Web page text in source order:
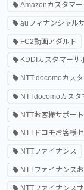
Amazonカスタマ
auフィナンシャル
FC2動画アダルト
KDDIカスタマーサ
NTT docomoカス
NTTdocomoカス
NTTお客様サポー
NTTドコモお客様
NTTファイナンス
NTTファイナンス
NTTファイナンス